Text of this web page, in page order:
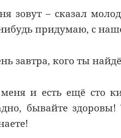
зовут – сказал
придумаю, с
завтра, кого ты
и есть ещё сто
бывайте